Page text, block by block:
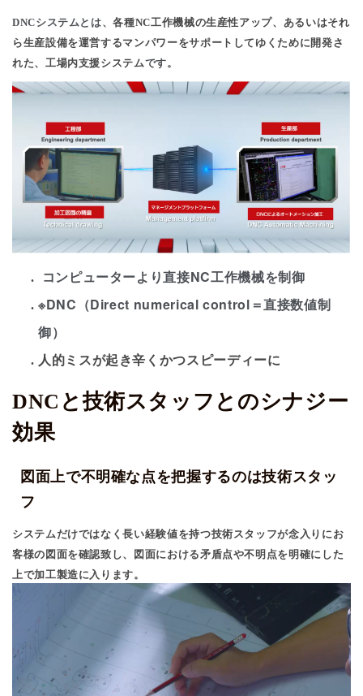
DNCシステムとは、各種NC工作機械の生産性アップ、あるいはそれ
ら生産設備を運営するマンパワーをサポートしてゆくために開発さ
れた、工場内支援システム です。
コンピューターより直接NC工作機械を制御
※DNC（Direct numerical control＝直接数値制
御）
人的ミスが起き辛くかつスピーディーに
DNCと技術スタッフとのシナジー
効果
図面上で不明確な点を把握するのは技術スタッ
フ
システムだけではなく長い経験値を持つ技術スタッフが念入りにお
客様の図面を確認致し、図面における矛盾点や不明点を明確にした
上で加工製造に入ります。